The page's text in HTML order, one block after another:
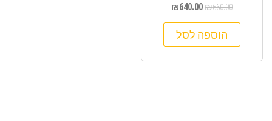
₪660.00
₪640.00
הוספה לסל